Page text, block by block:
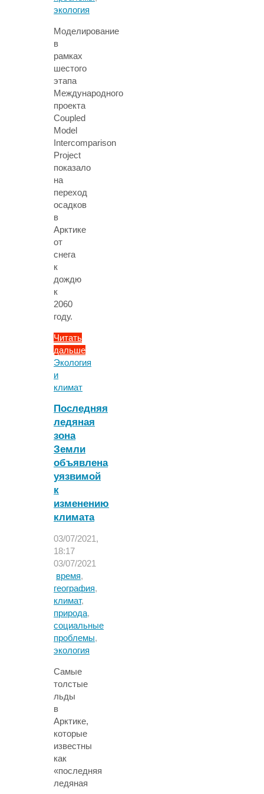
экология
Моделирование
в
рамках
шестого
этапа
Международного
проекта
Coupled
Model
Intercomparison
Project
показало
на
переход
осадков
в
Арктике
от
снега
к
дождю
к
2060
году.
Читать
дальше
"Арктические
снегопады
станут
к
2060
году"
Экология
и
климат
Последняя
ледяная
зона
Земли
объявлена
уязвимой
к
изменению
климата
03/07/2021,
18:17
03/07/2021
время,
география,
климат,
природа,
социальные
проблемы,
экология
Самые
толстые
льды
в
Арктике,
которые
известны
как
«последняя
ледяная